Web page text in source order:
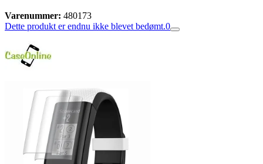
Varenummer: 480173
Dette produkt er endnu ikke blevet bedømt.0